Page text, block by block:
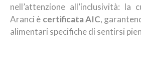
nell’attenzione all’inclusività: la
Aranci è certificata AIC,
alimentari specifiche di sentirsi